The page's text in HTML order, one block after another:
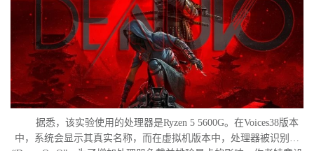
据悉，该实验使用的处理器是Ryzen 5 5600G。在Voices38版本
中，系统会显示其真实名称，而在虚拟机版本中，处理器被识别为